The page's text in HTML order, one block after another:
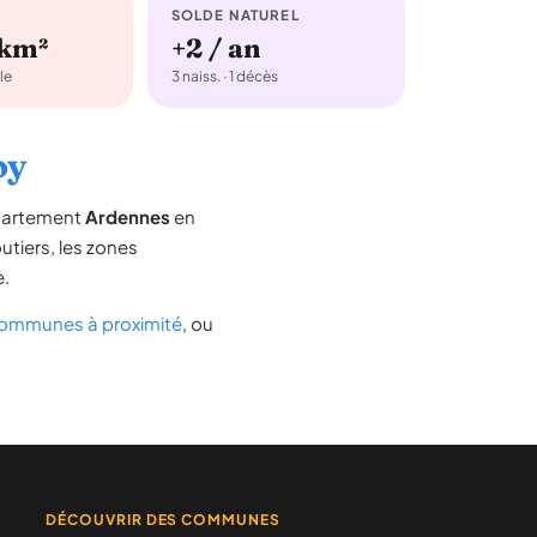
SOLDE NATUREL
+2 / an
3 naiss. · 1 décès
Ardennes en
les zones
à proximité, ou
DÉCOUVRIR DES COMMUNES